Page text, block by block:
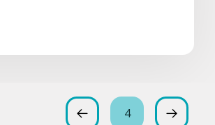
4